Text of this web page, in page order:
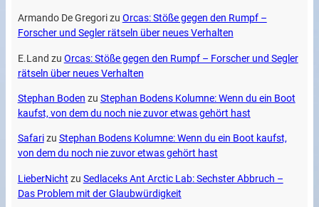
Armando De Gregorizu Orcas: Stöße gegen den Rumpf –
Forscher und Segler rätseln über neues Verhalten
E.Land zu Orcas: Stöße gegen den Rumpf – Forscher und Segler
rätseln über neues Verhalten
Stephan Boden zu Stephan Bodens Kolumne: Wenn du ein Boot
kaufst, von dem du noch nie zuvor etwas gehört hast
Safarizu Stephan Bodens Kolumne: Wenn du ein Boot kaufst,
von dem du noch nie zuvor etwas gehört hast
LieberNicht zu Sedlaceks Ant Arctic Lab: Sechster Abbruch –
Das Problem mit der Glaubwürdigkeit